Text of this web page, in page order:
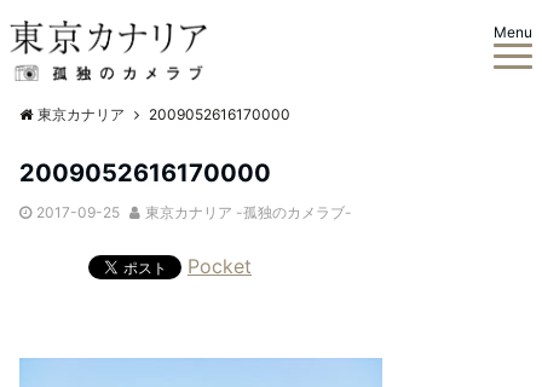
Menu
東京カナリア 2009052616170000
2009052616170000
2017-09-25 東京カナリア -孤独のカメラブ-
Pocket